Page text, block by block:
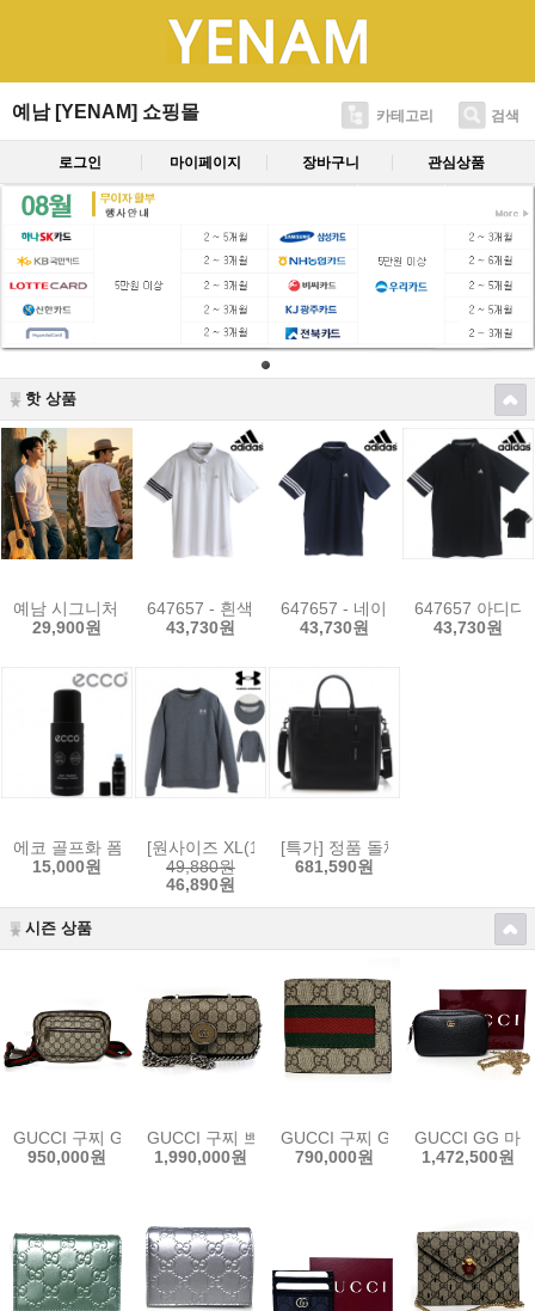
예남 [YENAM] 쇼핑몰 카테고리 검색
로그인 마이페이지 장바구니 관심상품
핫 상품
예남 시그니처 오버핏 반팔 라운드 면 100% 티셔츠 남녀공용 빅사이
29,900원
647657 - 흰색 H64604 화이트 아디다스 골프 남성
43,730원
647657 - 네이비 - H64605
43,730원
647657 아디다
43,730원
에코 골프화 폼 클리너 아웃도어 슈케어 9033610-00100 가죽 신발
15,000원
[원사이즈 XL(105)] 언더아머 남성 라이벌 플리스
49,880원
46,890원
[특가] 정품 돌체앤가바나 쇼핑
681,590원
시즌 상품
GUCCI 구찌 GG 벨트백 760217 FACJN 9765 남여공용 벨트 및 슬링
950,000원
GUCCI 구찌 쁘띠 GG 미니 숄더백 760194 92TIG
1,990,000원
GUCCI 구찌 GG 웹 캔버스 남성
790,000원
GUCCI GG 마
1,472,500원